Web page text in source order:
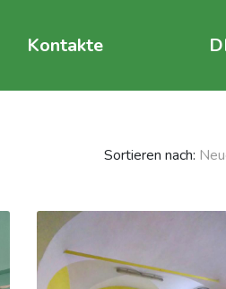
Kontakte
Sortieren nach: